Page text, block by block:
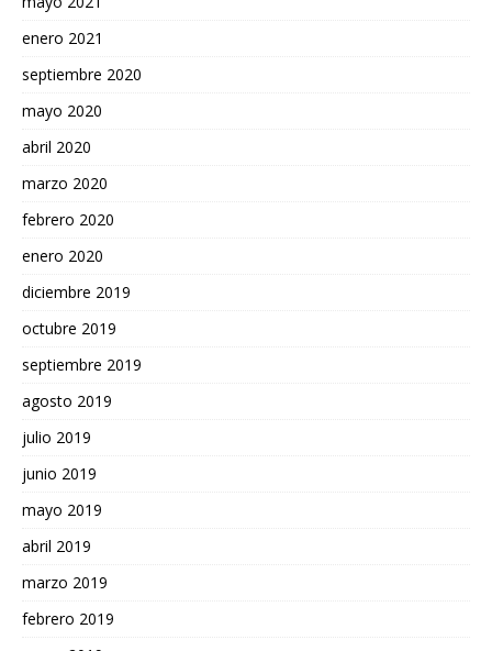
enero 2021
septiembre 2020
mayo 2020
abril 2020
marzo 2020
febrero 2020
enero 2020
diciembre 2019
octubre 2019
septiembre 2019
agosto 2019
julio 2019
junio 2019
mayo 2019
abril 2019
marzo 2019
febrero 2019